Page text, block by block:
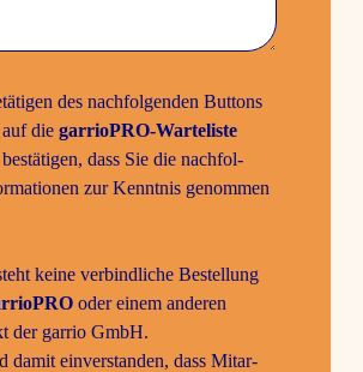
des nach­fol­genden Buttons
die garrioPRO-Warte­liste
bestä­tigen, dass Sie die nach­fol­
zur Kenntnis genommen
keine verbind­liche Bestel­lung
oder einem anderen
der garrio GmbH.
damit einver­standen, dass Mitar­